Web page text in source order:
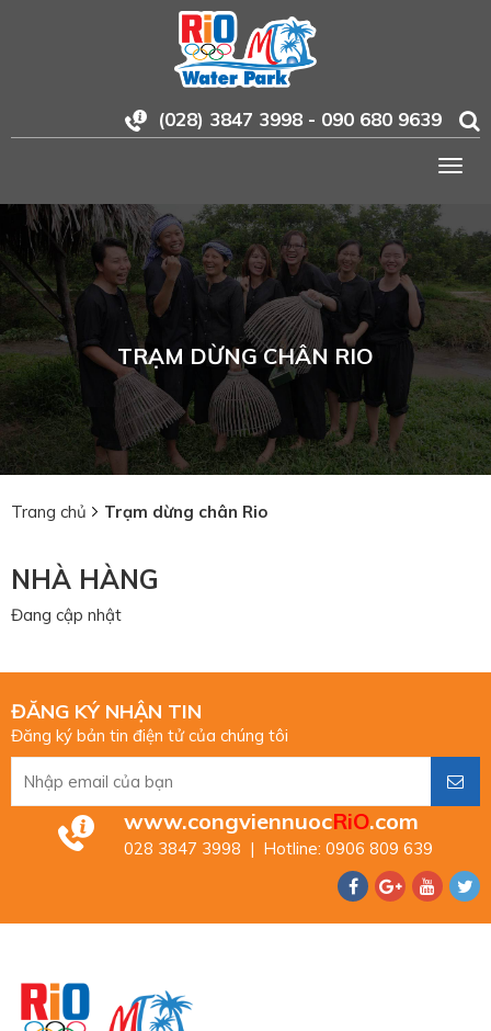
(028) 3847 3998 - 090 680 9639
TRẠM DỪNG CHÂN RIO
Trang chủ Trạm dừng chân Rio
NHÀ HÀNG
Đang cập nhật
ĐĂNG KÝ NHẬN TIN
Đăng ký bản tin điện tử của chúng tôi
www.congviennuocRiO.com
028 3847 3998 | Hotline: 0906 809 639